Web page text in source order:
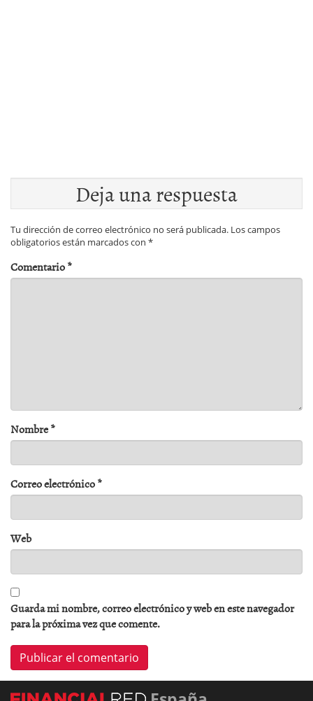
Deja una respuesta
Tu dirección de correo electrónico no será publicada. Los campos
obligatorios están marcados con *
Comentario*
Nombre*
Correo electrónico*
Web
Guarda mi nombre, correo electrónico y web en este navegador
para la próxima vez que comente.